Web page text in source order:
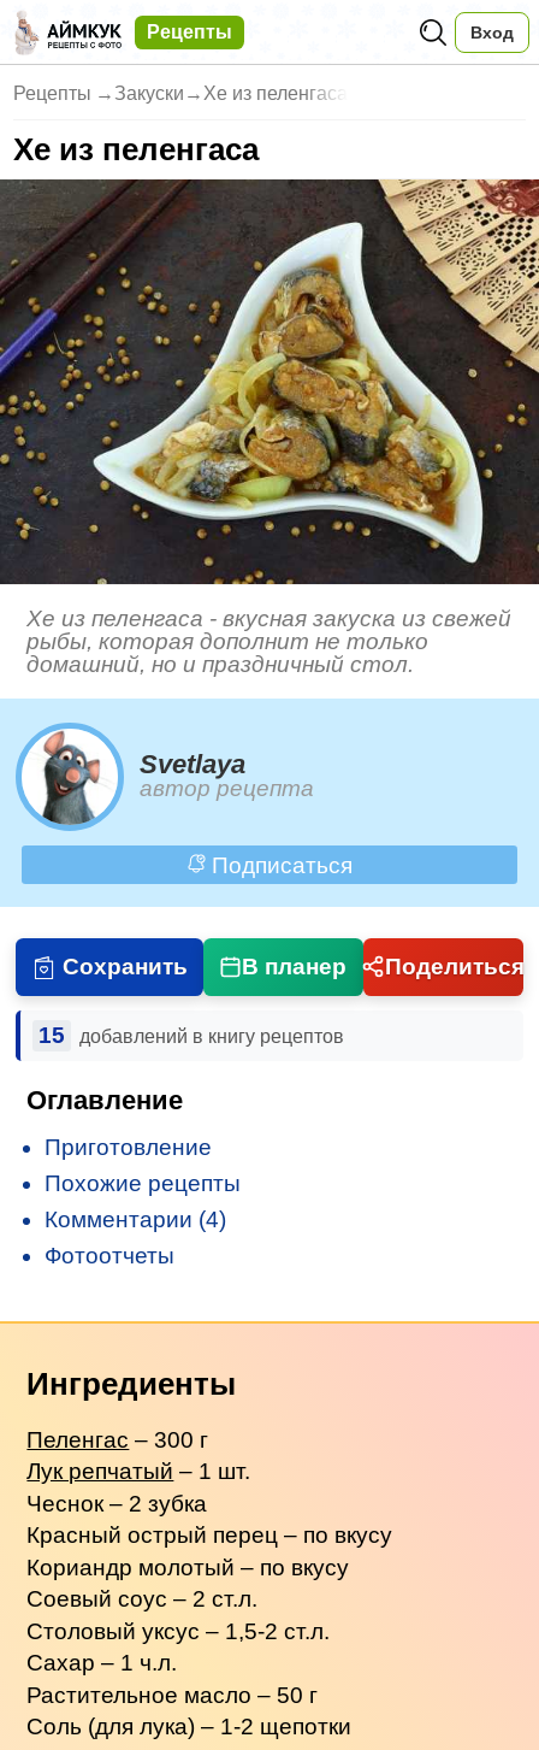
Рецепты Вход
Рецепты → Закуски → Хе из пеленгаса
Хе из пеленгаса
Хе из пеленгаса - вкусная закуска из свежей
рыбы, которая дополнит не только
домашний, но и праздничный стол.
Svetlaya
автор рецепта
Подписаться
Сохранить В планер Поделиться
15 добавлений в книгу рецептов
Оглавление
Приготовление
Похожие рецепты
Комментарии (4)
Фотоотчеты
Ингредиенты
Пеленгас – 300 г
Лук репчатый – 1 шт.
Чеснок – 2 зубка
Красный острый перец – по вкусу
Кориандр молотый – по вкусу
Соевый соус – 2 ст.л.
Столовый уксус – 1,5-2 ст.л.
Сахар – 1 ч.л.
Растительное масло – 50 г
Соль (для лука) – 1-2 щепотки